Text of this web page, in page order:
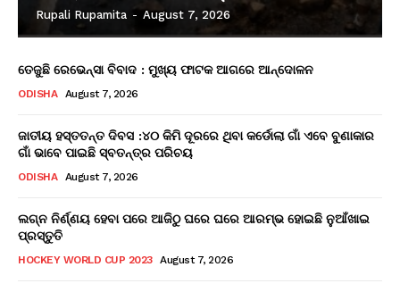
Rupali Rupamita - August 7, 2026
ତେଜୁଛି ରେଭେନ୍ସା ବିବାଦ : ମୁଖ୍ୟ ଫାଟକ ଆଗରେ ଆନ୍ଦୋଳନ
ODISHA August 7, 2026
ଜାତୀୟ ହସ୍ତତନ୍ତ ଦିବସ :୪୦ କିମି ଦୂରରେ ଥିବା କର୍ଡୋଲା ଗାଁ ଏବେ ବୁଣାକାର
ଗାଁ ଭାବେ ପାଇଛି ସ୍ବତନ୍ତ୍ର ପରିଚୟ
ODISHA August 7, 2026
ଲଗ୍ନ ନିର୍ଣ୍ଣୟ ହେବା ପରେ ଆଜିଠୁ ଘରେ ଘରେ ଆରମ୍ଭ ହୋଇଛି ନୁଆଁଖାଇ
ପ୍ରସ୍ତୁତି
HOCKEY WORLD CUP 2023 August 7, 2026